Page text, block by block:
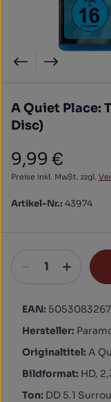
A Quiet Place:
Disc)
Regulärer Preis:
9,99 €
Preise inkl. MwSt. zzgl.
Artikel-Nr.: 43974
EAN:
Hersteller:
Originaltitel: A
Bildformat: HD,
Ton: DD 5.1